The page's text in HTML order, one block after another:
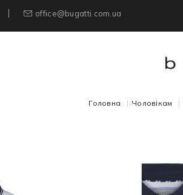
office@bugatti.com.ua
Головна Чоловікам